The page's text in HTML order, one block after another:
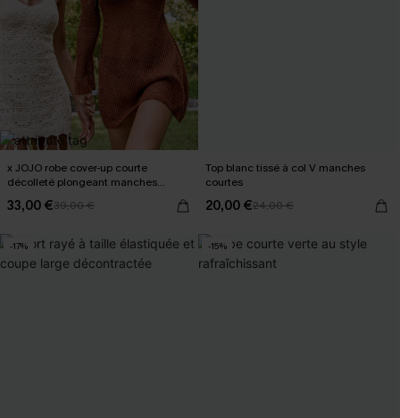
x JOJO robe cover-up courte
décolleté plongeant manches
33,00 €39,00 €
Top blanc tissé à col V manches
courtes
20,00 €24,00 €
-17% -15%